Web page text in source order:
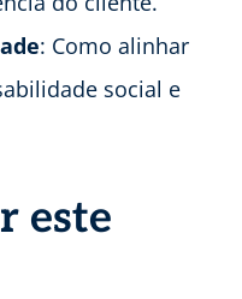
: Como alinhar
social e
este